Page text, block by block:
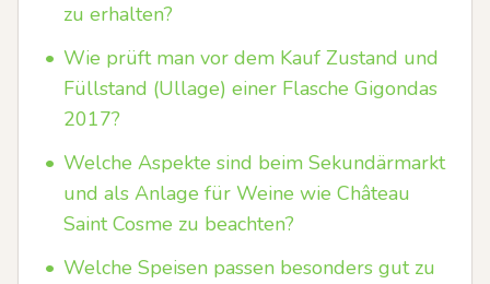
zu erhalten?
• Wie prüft man vor dem Kauf Zustand und
Füllstand (Ullage) einer Flasche Gigondas
2017?
• Welche Aspekte sind beim Sekundärmarkt
und als Anlage für Weine wie Château
Saint Cosme zu beachten?
• Welche Speisen passen besonders gut zu